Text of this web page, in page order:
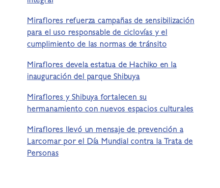
Miraflores refuerza campañas de sensibilización
para el uso responsable de ciclovías y el
cumplimiento de las normas de tránsito
Miraflores devela estatua de Hachiko en la
inauguración del parque Shibuya
Miraflores y Shibuya fortalecen su
hermanamiento con nuevos espacios culturales
Miraflores llevó un mensaje de prevención a
Larcomar por el Día Mundial contra la Trata de
Personas